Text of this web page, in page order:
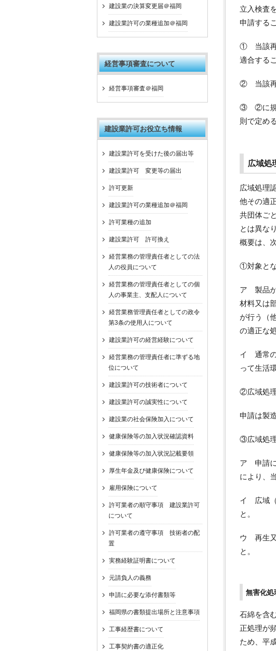
立入検査
申請する
① 当該再
適合する
② 当該再
③ ②に規
則で定め
広域処
広域処理
他その適
共団体ご
とは異な
概要は、
①対象と
ア 製品が
材料又は
が行う（
の適正な
イ 通常の
って生活
②広域処
申請は製
③広域処
ア 申請に
により、
イ 広域（
と。
ウ 再生又
と。
無害化処
石綿を含
正処理が
ため、平
建設業の決算変更届＠福岡
建設業許可の業種追加＠福岡
経営事項審査について
経営事項審査＠福岡
建設業許可お役立ち情報
建設業許可を受けた後の届出等
建設業許可 変更等の届出
許可更新
建設業許可の業種追加＠福岡
許可業種の追加
建設業許可 許可換え
経営業務の管理責任者としての法
人の役員について
経営業務の管理責任者としての個
人の事業主、支配人について
経営業務管理責任者としての政令
第3条の使用人について
建設業許可の経営経験について
経営業務の管理責任者に準ずる地
位について
建設業許可の技術者について
建設業許可の誠実性について
建設業の社会保険加入について
健康保険等の加入状況確認資料
健康保険等の加入状況記載要領
厚生年金及び健康保険について
雇用保険について
許可業者の順守事項 建設業許可
について
許可業者の遵守事項 技術者の配
置
実務経験証明書について
元請負人の義務
申請に必要な添付書類等
福岡県の書類提出場所と注意事項
工事経歴書について
工事契約書の適正化